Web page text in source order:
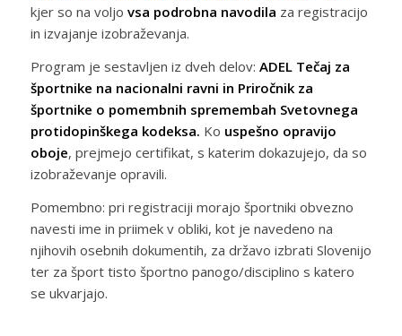
kjer so na voljo vsa podrobna navodila za registracijo
in izvajanje izobraževanja.
Program je sestavljen iz dveh delov: ADEL Tečaj za
športnike na nacionalni ravni in Priročnik za
športnike o pomembnih spremembah Svetovnega
protidopinškega kodeksa. Ko uspešno opravijo
oboje, prejmejo certifikat, s katerim dokazujejo, da so
izobraževanje opravili.
Pomembno: pri registraciji morajo športniki obvezno
navesti ime in priimek v obliki, kot je navedeno na
njihovih osebnih dokumentih, za državo izbrati Slovenijo
ter za šport tisto športno panogo/disciplino s katero
se ukvarjajo.